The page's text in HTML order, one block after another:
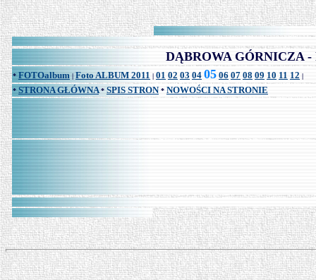
DĄBROWA GÓRNICZA -
* FOTOalbum | Foto ALBUM 2011 | 01 02 03 04 05 06 07 08 09 10 11 12 |
* STRONA GŁÓWNA * SPIS STRON * NOWOŚCI NA STRONIE